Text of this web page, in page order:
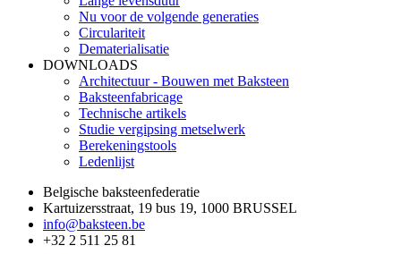
Nu voor de volgende generaties
Circulariteit
Dematerialisatie
DOWNLOADS
Architectuur - Bouwen met Baksteen
Baksteenfabricage
Technische artikels
Studie vergipsing metselwerk
Berekeningstools
Ledenlijst
Belgische baksteenfederatie
Kartuizersstraat, 19 bus 19, 1000 BRUSSEL
info@baksteen.be
+32 2 511 25 81